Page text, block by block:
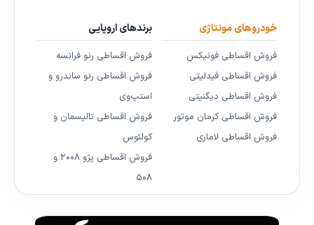
خودروهای مونتاژی
فروش اقساطی فونیکس
فروش اقساطی فیدلیتی
فروش اقساطی دیگنیتی
فروش اقساطی کرمان موتور
فروش اقساطی لاماری
برندهای اروپایی
فروش اقساطی رنو فرانسه
فروش اقساطی رنو ساندرو و
استپ‌وی
فروش اقساطی تالیسمان و
کولئوس
فروش اقساطی پژو ۲۰۰۸ و
۵۰۸